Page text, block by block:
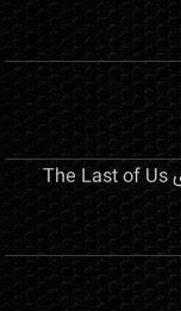
تحلیل فنی و بررسی عملکرد بازی The Last of Us